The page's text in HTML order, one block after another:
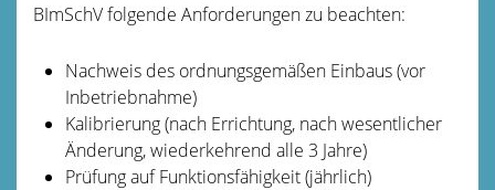
BImSchV folgende Anforderungen zu beachten:
Nachweis des ordnungsgemäßen Einbaus (vor
Inbetriebnahme)
Kalibrierung (nach Errichtung, nach wesentlicher
Änderung, wiederkehrend alle 3 Jahre)
Prüfung auf Funktionsfähigkeit (jährlich)